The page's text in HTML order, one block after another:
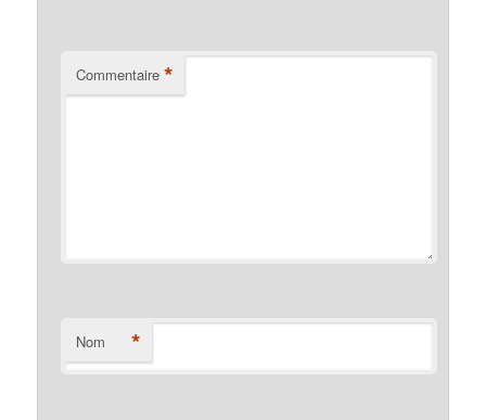
Commentaire *
Nom *